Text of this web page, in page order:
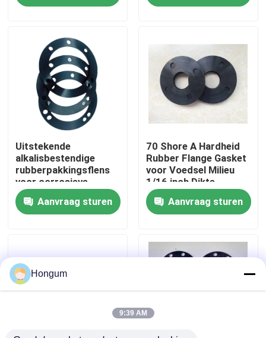
Over ons
fabriekstour
Kwaliteitscontrole
Nieuws
Vraag een offerte
Rubberdiafragmaverbindingen
Uitstekende
alkalisbestendige
rubberpakkingsflens
voor corrosieve
omgevingen bij
chemische verwerking
Aanvraag sturen
70 Shore A Hardheid
Rubber Flange Gasket
voor Voedsel Milieu
1/16 inch Dikte
Aanvraag sturen
Hongum
9:39 AM